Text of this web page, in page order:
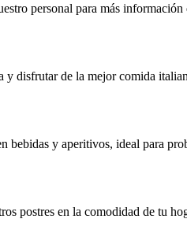
personal para más
y disfrutar de la mejor comida
bebidas y aperitivos, ideal para
postres en la comodidad de tu